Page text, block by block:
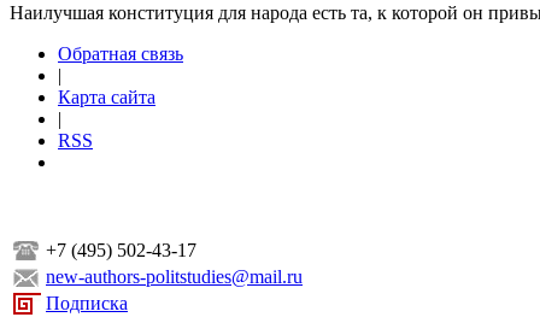
Наилучшая конституция для народа есть та, к которой он
Обратная связь
|
Карта сайта
|
RSS
+7 (495) 502-43-17
new-authors-politstudies@mail.ru
Подписка